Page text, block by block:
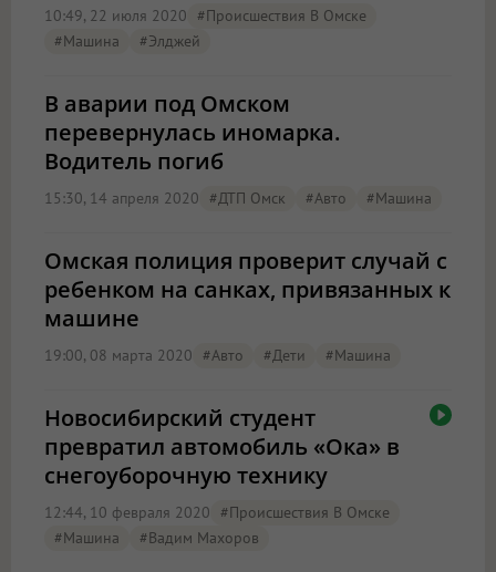
10:49, 22 июля 2020 #Происшествия В Омске
#машина
#Элджей
В аварии под Омском
перевернулась иномарка.
Водитель погиб
15:30, 14 апреля 2020 #ДТП Омск #Авто #машина
Омская полиция проверит случай с
ребенком на санках, привязанных к
машине
19:00, 08 марта 2020 #Авто #дети #машина
Новосибирский студент
превратил автомобиль «Ока» в
снегоуборочную технику
12:44, 10 февраля 2020 #Происшествия В Омске
#машина
#Вадим Махоров